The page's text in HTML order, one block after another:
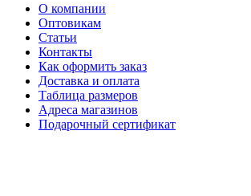
О компании
Оптовикам
Статьи
Контакты
Как оформить заказ
Доставка и оплата
Таблица размеров
Адреса магазинов
Подарочный сертификат